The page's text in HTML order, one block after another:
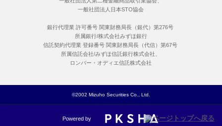
一般社団法人日本STO協会
銀行代理業 許可番号 関東財務局長（銀代）第276号
所属銀行/株式会社みずほ銀行
信託契約代理業 登録番号 関東財務局長（代信）第67号
所属信託会社/みずほ信託銀行株式会社、
ロンバー・オディエ信託株式会社
©2002 Mizuho Securities Co., Ltd.
Powered by